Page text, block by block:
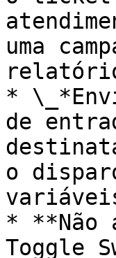
uma
*
de
o
* **Não
Toggle